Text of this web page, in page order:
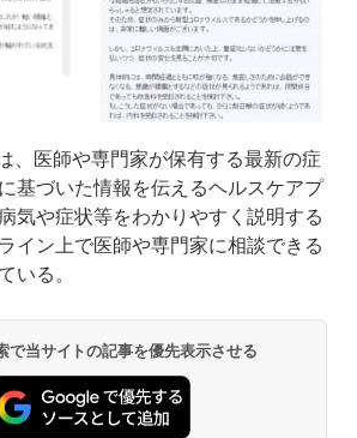
、医師や専門家が保有する最新の症
基づいた情報を伝えるヘルスケアプ
気や症状等をわかりやすく説明する
イン上で医師や専門家に相談できる
いる。
で当サイトの記事を優先表示させる